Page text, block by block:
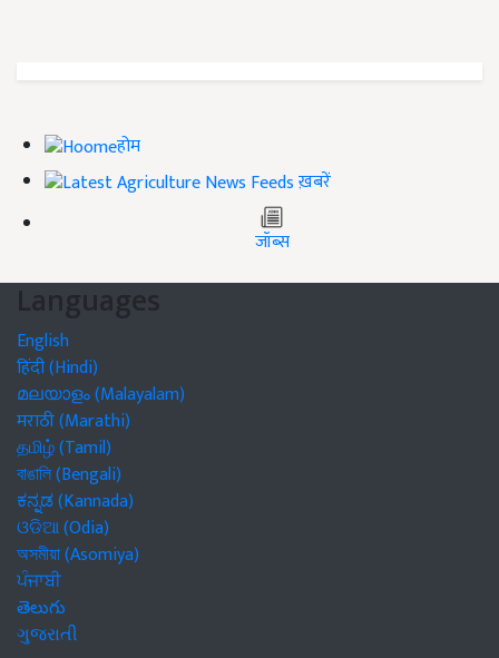
होम
ख़बरें
जॉब्स
Languages
English
हिंदी (Hindi)
മലയാളം (Malayalam)
मराठी (Marathi)
தமிழ் (Tamil)
বাঙালি (Bengali)
ಕನ್ನಡ (Kannada)
ଓଡିଆ (Odia)
অসমীয়া (Asomiya)
ਪੰਜਾਬੀ
తెలుగు
ગુજરાતી